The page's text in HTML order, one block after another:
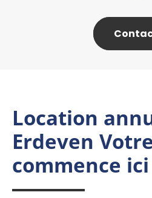
Location
Erdeven
commence